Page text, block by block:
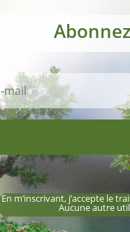
En m’inscrivant, j’accepte le
Aucune autre